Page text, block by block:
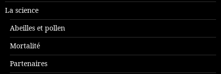
La science
Abeilles et pollen
Mortalité
Partenaires